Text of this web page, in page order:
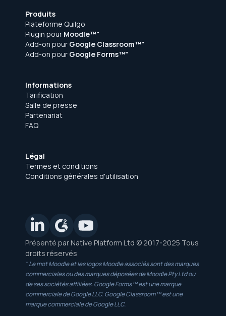
Produits
Plateforme Quilgo
Plugin pour Moodle™"
Add-on pour Google Classroom™"
Add-on pour Google Forms™"
Informations
Tarification
Salle de presse
Partenariat
FAQ
Légal
Termes et conditions
Conditions générales d'utilisation
Présenté par Native Platform Ltd © 2017-2025 Tous
droits réservés
" Le mot Moodle et les logos Moodle associés sont des marques
commerciales ou des marques déposées de Moodle Pty Ltd ou
de ses sociétés affiliées. Google Forms™ est une marque
commerciale de Google LLC. Google Classroom™ est une
marque commerciale de Google LLC.